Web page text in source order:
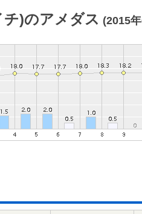
チ)のアメダス (2015